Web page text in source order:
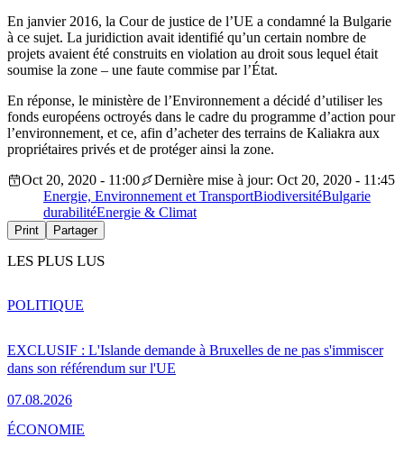
En janvier 2016, la Cour de justice de l’UE a condamné la Bulgarie
à ce sujet. La juridiction avait identifié qu’un certain nombre de
projets avaient été construits en violation au droit sous lequel était
soumise la zone – une faute commise par l’État.
En réponse, le ministère de l’Environnement a décidé d’utiliser les
fonds européens octroyés dans le cadre du programme d’action pour
l’environnement, et ce, afin d’acheter des terrains de Kaliakra aux
propriétaires privés et de protéger ainsi la zone.
Oct 20, 2020 - 11:00
Dernière mise à jour: Oct 20, 2020 - 11:45
Energie, Environnement et TransportBiodiversitéBulgarie
durabilitéEnergie & Climat
Print Partager
LES PLUS LUS
EXCLUSIF : L'Islande demande à Bruxelles de ne pas s'immiscer
dans son référendum sur l'UE
07.08.2026
POLITIQUE
ÉCONOMIE